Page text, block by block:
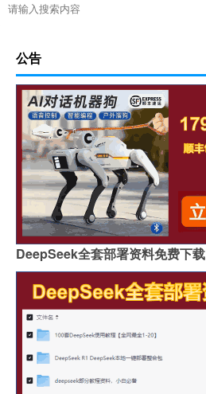
公告
DeepSeek全套部署资料免费下载